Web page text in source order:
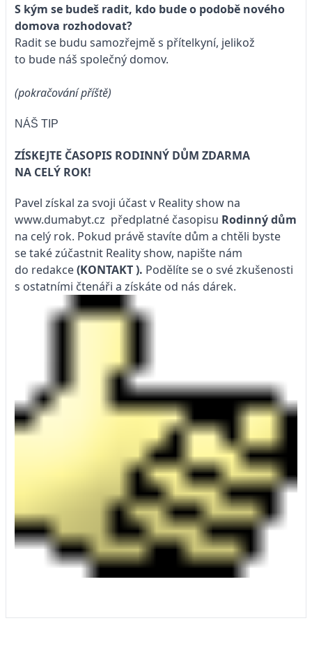
S kým se budeš radit, kdo bude o podobě nového
domova rozhodovat?
Radit se budu samozřejmě s přítelkyní, jelikož
to bude náš společný domov.
(pokračování příště)
NÁŠ TIP
ZÍSKEJTE ČASOPIS RODINNÝ DŮM ZDARMA
NA CELÝ ROK!
Pavel získal za svoji účast v Reality show na
www.dumabyt.cz předplatné časopisu Rodinný dům
na celý rok. Pokud právě stavíte dům a chtěli byste
se také zúčastnit Reality show, napište nám
do redakce(KONTAKT). Podělíte se o své zkušenosti
s ostatními čtenáři a získáte od nás dárek.